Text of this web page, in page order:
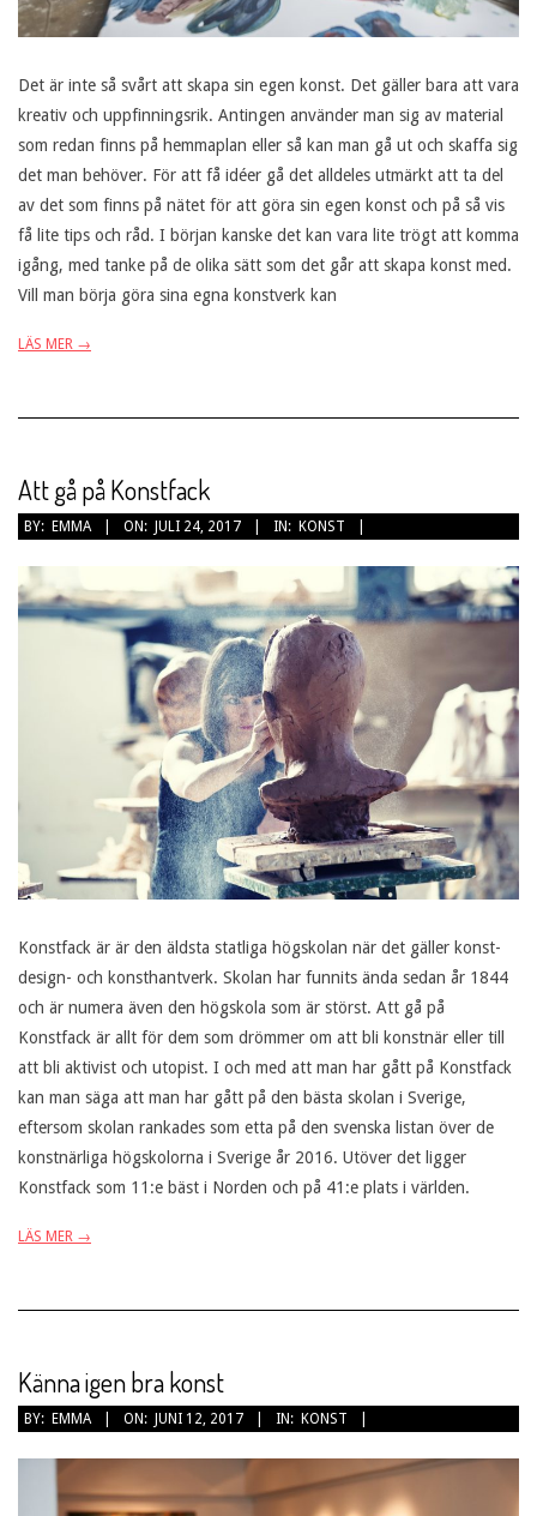
Det är inte så svårt att skapa sin egen konst. Det gäller bara att vara
kreativ och uppfinningsrik. Antingen använder man sig av material
som redan finns på hemmaplan eller så kan man gå ut och skaffa sig
det man behöver. För att få idéer gå det alldeles utmärkt att ta del
av det som finns på nätet för att göra sin egen konst och på så vis
få lite tips och råd. I början kanske det kan vara lite trögt att komma
igång, med tanke på de olika sätt som det går att skapa konst med.
Vill man börja göra sina egna konstverk kan
LÄS MER →
Att gå på Konstfack
2017-
24
BY: EMMA ON: JULI 24, 2017 IN: KONST
Konstfack är är den äldsta statliga högskolan när det gäller konst-
design- och konsthantverk. Skolan har funnits ända sedan år 1844
och är numera även den högskola som är störst. Att gå på
Konstfack är allt för dem som drömmer om att bli konstnär eller till
att bli aktivist och utopist. I och med att man har gått på Konstfack
kan man säga att man har gått på den bästa skolan i Sverige,
eftersom skolan rankades som etta på den svenska listan över de
konstnärliga högskolorna i Sverige år 2016. Utöver det ligger
Konstfack som 11:e bäst i Norden och på 41:e plats i världen.
LÄS MER →
Känna igen bra konst
2017-
BY: EMMA ON: JUNI 12, 2017 IN: KONST